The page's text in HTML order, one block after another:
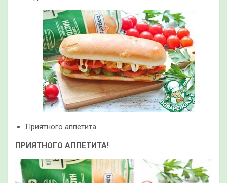
Приятного аппетита.
ПРИЯТНОГО АППЕТИТА!